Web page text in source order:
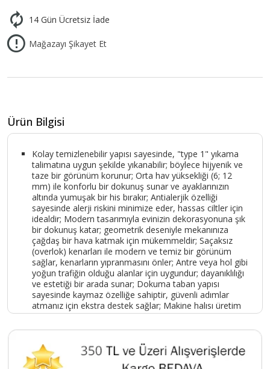
14 Gün Ücretsiz İade
Mağazayı Şikayet Et
Ürün Bilgisi
Kolay temizlenebilir yapısı sayesinde, "type 1" yıkama
talimatına uygun şekilde yıkanabilir; böylece hijyenik ve
taze bir görünüm korunur; Orta hav yüksekliği (6; 12
mm) ile konforlu bir dokunuş sunar ve ayaklarınızın
altında yumuşak bir his bırakır; Antialerjik özelliği
sayesinde alerji riskini minimize eder, hassas ciltler için
idealdir; Modern tasarımıyla evinizin dekorasyonuna şık
bir dokunuş katar; geometrik deseniyle mekanınıza
çağdaş bir hava katmak için mükemmeldir; Saçaksız
(overlok) kenarları ile modern ve temiz bir görünüm
sağlar, kenarların yıpranmasını önler; Antre veya hol gibi
yoğun trafiğin olduğu alanlar için uygundur; dayanıklılığı
ve estetiği bir arada sunar; Dokuma taban yapısı
sayesinde kaymaz özelliğe sahiptir, güvenli adımlar
atmanız için ekstra destek sağlar; Makine halısı üretim
tekniği ile üretilmiştir; kalite ve dayanıklılığı bir arada
sunar; Hasır mat;
Ürün Kodu : 9764-TMKAHVE120X400